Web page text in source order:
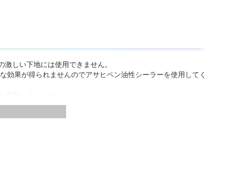
しい下地には使用できません。
果が得られませんのでアサヒペン油性シーラーを使用してく